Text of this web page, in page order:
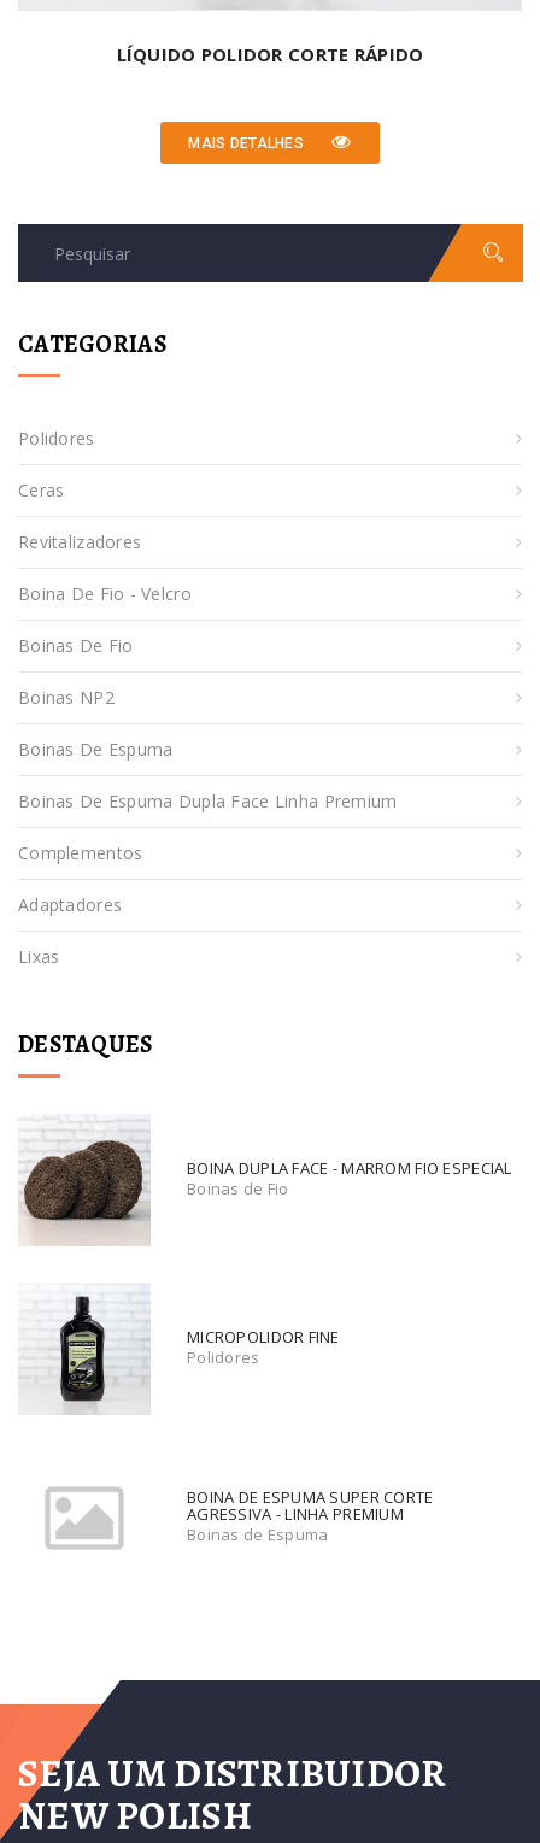
LÍQUIDO POLIDOR CORTE RÁPIDO
MAIS DETALHES
CATEGORIAS
Polidores
Ceras
Revitalizadores
Boina De Fio - Velcro
Boinas De Fio
Boinas NP2
Boinas De Espuma
Boinas De Espuma Dupla Face Linha Premium
Complementos
Adaptadores
Lixas
DESTAQUES
BOINA DUPLA FACE - MARROM FIO ESPECIAL
Boinas de Fio
MICROPOLIDOR FINE
Polidores
BOINA DE ESPUMA SUPER CORTE
AGRESSIVA - LINHA PREMIUM
Boinas de Espuma
SEJA UM DISTRIBUIDOR
NEW POLISH